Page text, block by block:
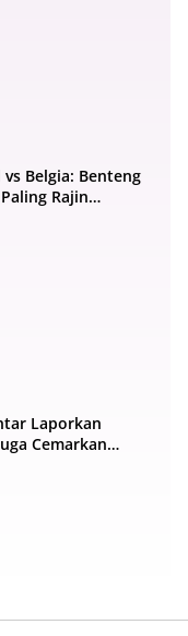
Belgia: Benteng
Rajin
Laporkan
Cemarkan